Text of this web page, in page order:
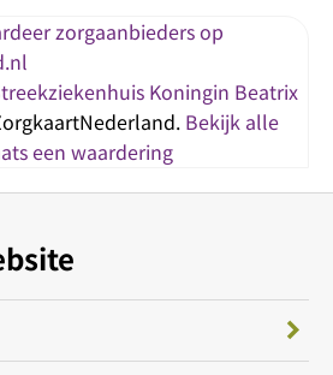
Koningin Beatrix
Bekijk alle
een waardering